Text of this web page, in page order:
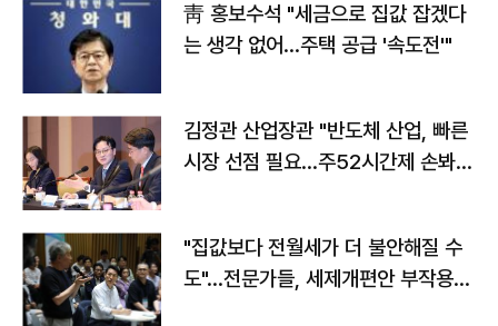
靑 홍보수석 "세금으로 집값 잡겠다
는 생각 없어…주택 공급 '속도전'"
김정관 산업장관 "반도체 산업, 빠른
시장 선점 필요…주52시간제 손봐
"집값보다 전월세가 더 불안해질 수
도"…전문가들, 세제개편안 부작용